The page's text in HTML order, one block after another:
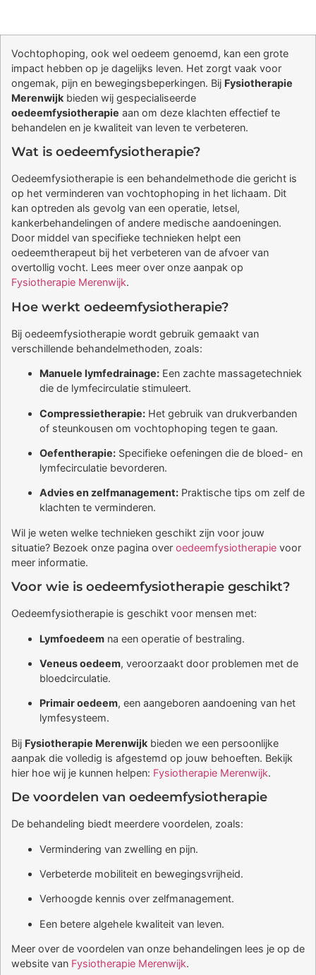
Vochtophoping, ook wel oedeem genoemd, kan een grote
impact hebben op je dagelijks leven. Het zorgt vaak voor
ongemak, pijn en bewegingsbeperkingen. Bij Fysiotherapie
Merenwijk bieden wij gespecialiseerde
oedeemfysiotherapie aan om deze klachten effectief te
behandelen en je kwaliteit van leven te verbeteren.
Wat is oedeemfysiotherapie?
Oedeemfysiotherapie is een behandelmethode die gericht is
op het verminderen van vochtophoping in het lichaam. Dit
kan optreden als gevolg van een operatie, letsel,
kankerbehandelingen of andere medische aandoeningen.
Door middel van specifieke technieken helpt een
oedeemtherapeut bij het verbeteren van de afvoer van
overtollig vocht. Lees meer over onze aanpak op
Fysiotherapie Merenwijk.
Hoe werkt oedeemfysiotherapie?
Bij oedeemfysiotherapie wordt gebruik gemaakt van
verschillende behandelmethoden, zoals:
Manuele lymfedrainage: Een zachte massagetechniek
die de lymfecirculatie stimuleert.
Compressietherapie: Het gebruik van drukverbanden
of steunkousen om vochtophoping tegen te gaan.
Oefentherapie: Specifieke oefeningen die de bloed- en
lymfecirculatie bevorderen.
Advies en zelfmanagement: Praktische tips om zelf de
klachten te verminderen.
Wil je weten welke technieken geschikt zijn voor jouw
situatie? Bezoek onze pagina over oedeemfysiotherapie voor
meer informatie.
Voor wie is oedeemfysiotherapie geschikt?
Oedeemfysiotherapie is geschikt voor mensen met:
Lymfoedeem na een operatie of bestraling.
Veneus oedeem, veroorzaakt door problemen met de
bloedcirculatie.
Primair oedeem, een aangeboren aandoening van het
lymfesysteem.
Bij Fysiotherapie Merenwijk bieden we een persoonlijke
aanpak die volledig is afgestemd op jouw behoeften. Bekijk
hier hoe wij je kunnen helpen: Fysiotherapie Merenwijk.
De voordelen van oedeemfysiotherapie
De behandeling biedt meerdere voordelen, zoals:
Vermindering van zwelling en pijn.
Verbeterde mobiliteit en bewegingsvrijheid.
Verhoogde kennis over zelfmanagement.
Een betere algehele kwaliteit van leven.
Meer over de voordelen van onze behandelingen lees je op de
website van Fysiotherapie Merenwijk.